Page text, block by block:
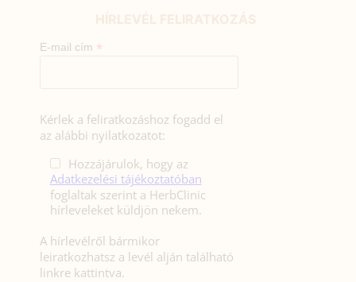
E-mail cím *
Kérlek a feliratkozáshoz fogadd el
az alábbi nyilatkozatot:
Hozzájárulok, hogy az
Adatkezelési tájékoztatóban
foglaltak szerint a HerbClinic
hírleveleket küldjön nekem.
A hírlevélről bármikor
leiratkozhatsz a levél alján található
linkre kattintva.